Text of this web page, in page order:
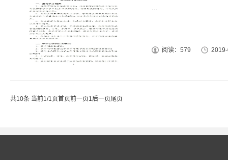
阅读：579
共10条 当前1/1页首页前一页1后一页尾页